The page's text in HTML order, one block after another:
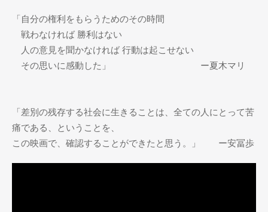
「自分の権利をもらうためのその時間
戦わなければ 勝利はない
人の意見を聞かなければ 行動は起こせない
その思いに感動した」 ー夏木マリ
「差別の残存する社会に生きることは、全ての人にとって苦
痛である、ということを、
この映画で、確認することができたと思う。」 ー安冨歩